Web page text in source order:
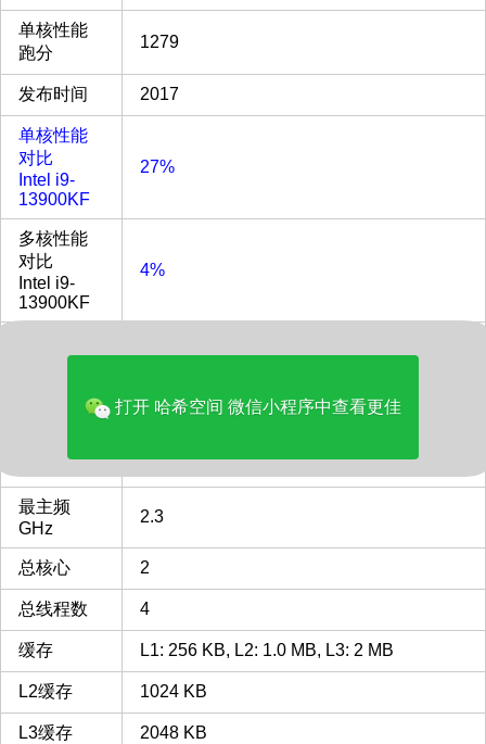
单核性能
跑分
1279
发布时间 2017
单核性能
对比
Intel i9-
13900KF
27%
多核性能
对比
Intel i9-
13900KF
4%
CPU插槽 BGA1356BGA1356 插槽 接口 CPU列表
最主频
GHz
2.3
总核心 2
总线程数 4
缓存 L1: 256 KB, L2: 1.0 MB, L3: 2 MB
L2缓存 1024 KB
L3缓存 2048 KB
打开 哈希空间 微信小程序中查看更佳